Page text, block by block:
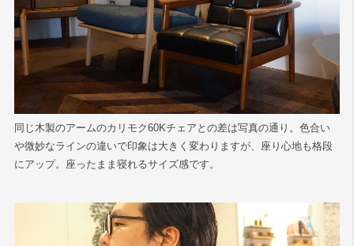
同じ木製のアームのカリモク60Kチェアとの差は写真の通り。色合い
や微妙なラインの違いで印象は大きく変わりますが、座り心地も格段
にアップ。座ったまま寝れるサイズ感です。